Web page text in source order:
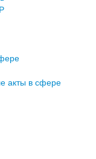
акты в сфере